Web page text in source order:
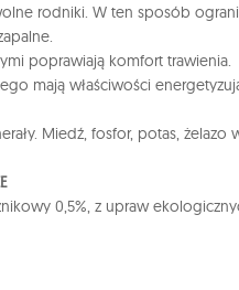
rodniki. W ten sposób
poprawiają komfort trawienia.
mają właściwości
Miedź, fosfor, potas, żelazo
0,5%, z upraw